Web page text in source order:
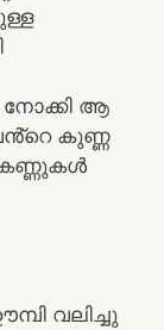
നോക്കി ആ
കുണ്ണ
കണ്ണുകൾ
വലിച്ചു